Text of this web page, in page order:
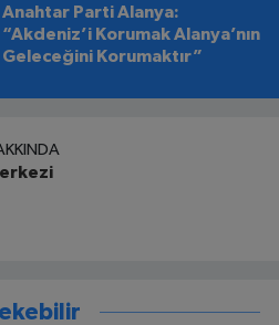
Anahtar Parti Alanya:
“Akdeniz’i Korumak Alanya’nın
Geleceğini Korumaktır”